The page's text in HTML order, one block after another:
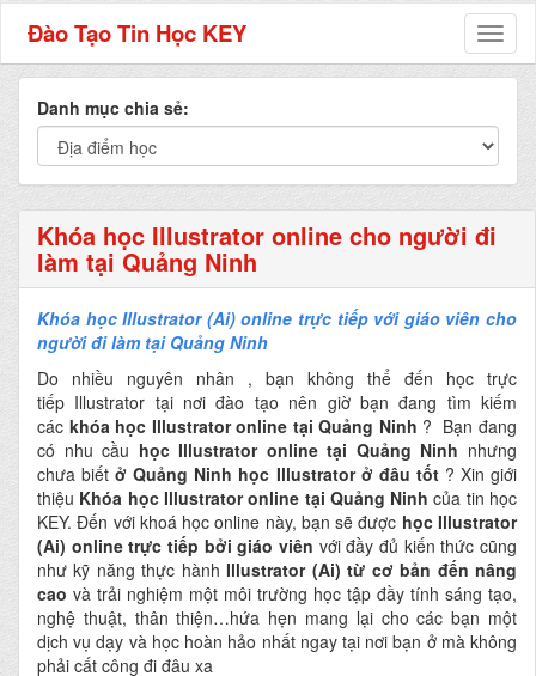
Đào Tạo Tin Học KEY
Danh mục chia sẻ:
Khóa học Illustrator online cho người đi
làm tại Quảng Ninh
Khóa học Illustrator (Ai) online trực tiếp với giáo viên cho
người đi làm tại Quảng Ninh
Do nhiều nguyên nhân , bạn không thể đến học trực
tiếp Illustrator tại nơi đào tạo nên giờ bạn đang tìm kiếm
các khóa học Illustrator online tại Quảng Ninh ? Bạn đang
có nhu cầu học Illustrator online tại Quảng Ninh nhưng
chưa biếtở Quảng Ninh học Illustrator ở đâu tốt? Xin giới
thiệu Khóa học Illustrator online tại Quảng Ninh của tin học
KEY. Đến với khoá học online này, bạn sẽ được học Illustrator
(Ai) online trực tiếp bởi giáo viên với đầy đủ kiến thức cũng
như kỹ năng thực hànhIllustrator (Ai) từ cơ bản đến nâng
cao và trải nghiệm một môi trường học tập đầy tính sáng tạo,
nghệ thuật, thân thiện…hứa hẹn mang lại cho các bạn một
dịch vụ dạy và học hoàn hảo nhất ngay tại nơi bạn ở mà không
phải cất công đi đâu xa